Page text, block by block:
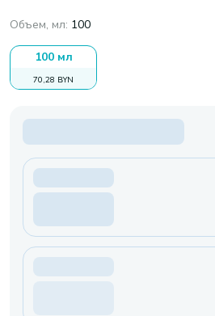
Объем, мл: 100
100 мл
70,28 BYN